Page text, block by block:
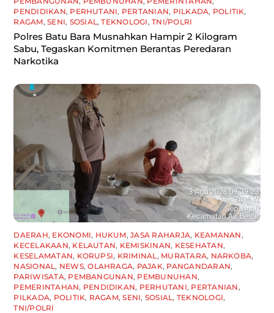
PENDIDIKAN, PERHUTANI, PERTANIAN, PILKADA, POLITIK,
RAGAM,SENI, SOSIAL ,TEKNOLOGI ,TNI/POLRI
Polres Batu Bara Musnahkan Hampir 2 Kilogram
Sabu, Tegaskan Komitmen Berantas Peredaran
Narkotika
DAERAH, EKONOMI, HUKUM,JASA RAHARJA, KEAMANAN ,
KECELAKAAN, KELAUTAN, KEMISKINAN, KESEHATAN,
KESELAMATAN, KORUPSI, KRIMINAL , MURATARA, NARKOBA,
NASIONAL , NEWS,OLAHRAGA, PAJAK, PANGANDARAN,
PARIWISATA, PEMBANGUNAN, PEMBUNUHAN,
PEMERINTAHAN, PENDIDIKAN, PERHUTANI, PERTANIAN ,
PILKADA, POLITIK, RAGAM,SENI, SOSIAL , TEKNOLOGI,
TNI/POLRI